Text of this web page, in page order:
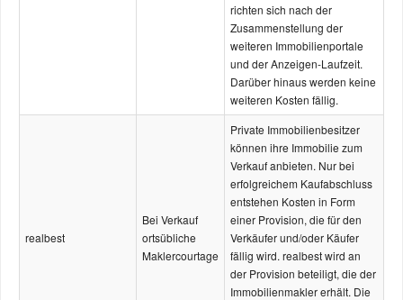
richten sich nach der
Zusammen­stellung der
weiteren Immobilien­portale
und der Anzeigen-Laufzeit.
Darüber hinaus werden keine
weiteren Kosten fällig.
realbest
Bei Verkauf
ortsübliche
Makler­courtage
Private Immobilien­besitzer
können ihre Immobilie zum
Verkauf anbieten. Nur bei
erfolgreichem Kauf­abschluss
entstehen Kosten in Form
einer Provision, die für den
Verkäufer und/oder Käufer
fällig wird. realbest wird an
der Provision beteiligt, die der
Immobilien­makler erhält. Die